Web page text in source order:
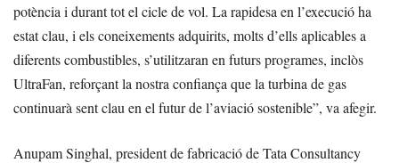
potència i durant tot el cicle de vol. La rapidesa en l’execució ha
estat clau, i els coneixements adquirits, molts d’ells aplicables a
diferents combustibles, s’utilitzaran en futurs programes, inclòs
UltraFan, reforçant la nostra confiança que la turbina de gas
continuarà sent clau en el futur de l’aviació sostenible”, va afegir.
Anupam Singhal, president de fabricació de Tata Consultancy